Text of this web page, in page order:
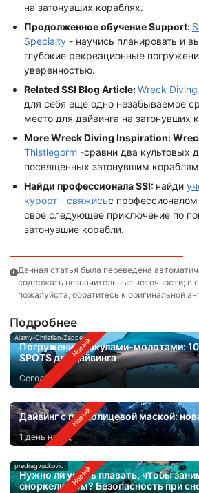
на затонувших кораблях.
Продолженное обучение Support:
Specialty - научись планировать и
глубокие рекреационные
уверенностью.
Related SSI Blog Article:Wreck
для себя еще одно незабываемое
место для дайвинга на затонувших
More Wreck Diving Inspiration:
Thistlegorm -сравни два культовых
посвященных затонувшим
Найди профессионала SSI: найди
курорт - свяжисьс
свое следующее приключение по
затонувшие корабли.
Данная статья была переведена
содержать незначительные неточности; в
пожалуйста, обратитесь к оригинальной
Подробнее
Alamy-Christian-Zappel
Погружения с акулами-молотами:
SPOTS для дайвинга
Сегодня
Дайвинг с полнолицевой маской:
1 день назад
predragvuckovic
Нужно ли уметь плавать, чтобы
сноркелингом? Безопасность при